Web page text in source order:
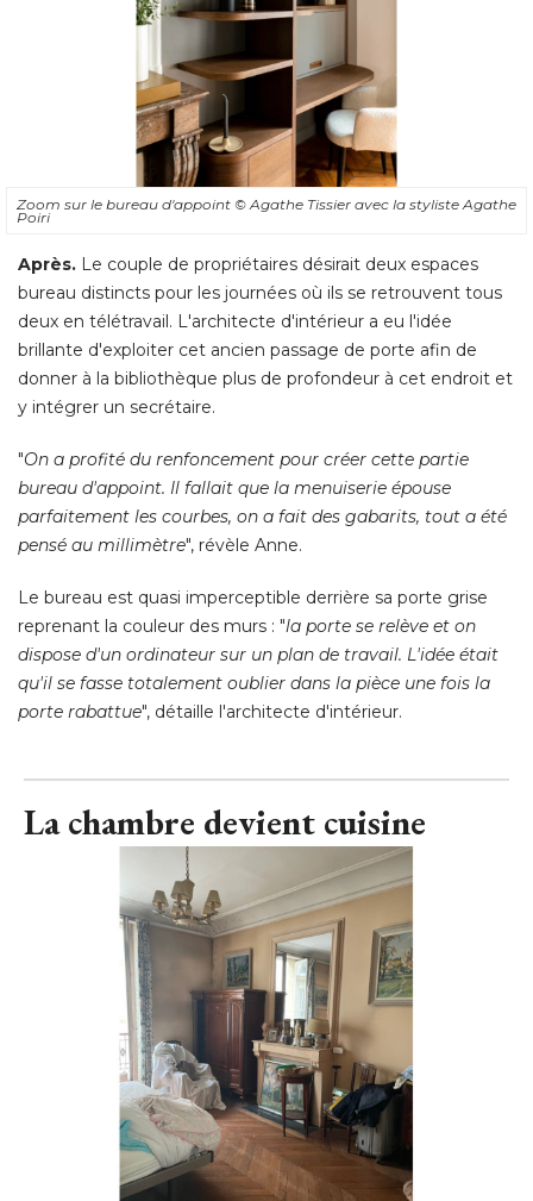
Zoom sur le bureau d'appoint© Agathe Tissier avec la styliste Agathe
Poiri
Après.Le couple de propriétaires désirait deux espaces
bureau distincts pour les journées où ils se retrouvent tous
deux en télétravail. L'architecte d'intérieur a eu l'idée
donner à la bibliothèque plus de profondeur à cet endroit et
y intégrer un secrétaire.
"On a profité du renfoncement pour créer cette partie
parfaitement les courbes, on a fait des gabarits, tout a été
pensé au millimètre ", révèle Anne.
Le bureau est quasi imperceptible derrière sa porte grise
reprenant la couleur des murs : "la porte se relève et on
La chambre devient cuisine